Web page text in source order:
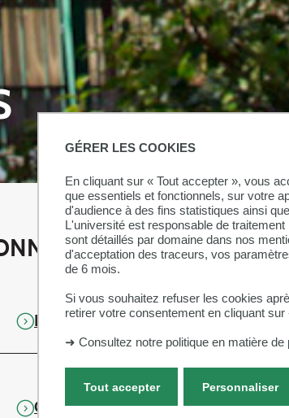
GÉRER LES COOKIES
En cliquant sur « Tout accepter », vous
que essentiels et fonctionnels, sur votre
d'audience à des fins statistiques ainsi
L'université est responsable de
sont détaillés par domaine dans nos
d'acceptation des traceurs, vos
de 6 mois.
Si vous souhaitez refuser les cookies
retirer votre consentement en cliquant sur
➜ Consultez notre politique en matière
Tout accepter Personnaliser
L'INSPÉ
CNU Sciences de l'éducation